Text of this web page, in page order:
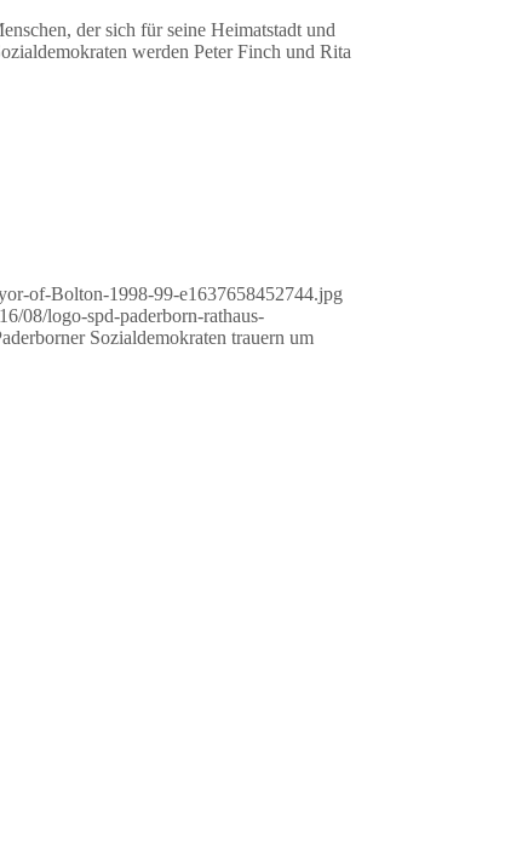
der sich für seine Heimatstadt und
werden Peter Finch und Rita
of-Bolton-1998-99-e1637658452744.jpg
08/logo-spd-paderborn-rathaus-
Sozialdemokraten trauern um